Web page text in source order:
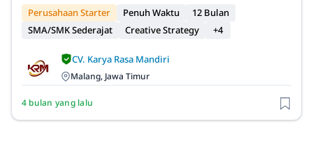
Perusahaan Starter Penuh Waktu
12 Bulan
SMA/SMK Sederajat
Creative Strategy +4
CV. Karya Rasa Mandiri
Malang, Jawa Timur
4 bulan yang lalu